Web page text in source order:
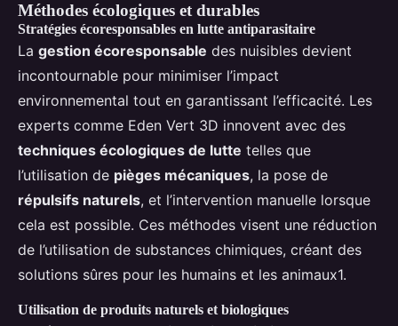
Méthodes écologiques et durables
Stratégies écoresponsables en lutte antiparasitaire
La gestion écoresponsable des nuisibles devient
incontournable pour minimiser l’impact
environnemental tout en garantissant l’efficacité. Les
experts comme Eden Vert 3D innovent avec des
techniques écologiques de lutte telles que
l’utilisation de pièges mécaniques, la pose de
répulsifs naturels, et l’intervention manuelle lorsque
cela est possible. Ces méthodes visent une réduction
de l’utilisation de substances chimiques, créant des
solutions sûres pour les humains et les animaux1.
Utilisation de produits naturels et biologiques